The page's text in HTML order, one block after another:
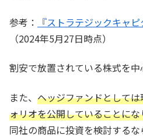
参考：
『ストラテジックキャ
（2024年5月27日時点）
割安で放置されている株式を中
また、 ヘッジファンドとして
ォリオを公開していることにな
同社の商品に投資を検討する